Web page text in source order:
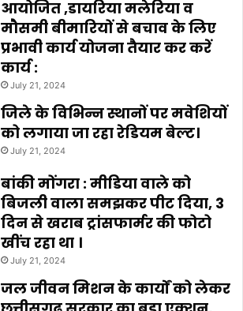
आयोजित ,डायरिया मलेरिया व
मौसमी बीमारियों से बचाव के लिए
प्रभावी कार्य योजना तैयार कर करें
कार्य :
July 21, 2024
जिले के विभिन्न स्थानों पर मवेशियों
को लगाया जा रहा रेडियम बेल्ट।
July 21, 2024
बांकी मोंगरा : मीडिया वाले को
बिजली वाला समझकर पीट दिया, 3
दिन से खराब ट्रांसफार्मर की फोटो
खींच रहा था ।
July 21, 2024
जल जीवन मिशन के कार्यों को लेकर